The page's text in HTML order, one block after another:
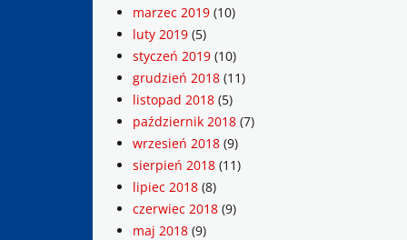
marzec 2019 (10)
luty 2019 (5)
styczeń 2019 (10)
grudzień 2018 (11)
listopad 2018 (5)
październik 2018 (7)
wrzesień 2018 (9)
sierpień 2018 (11)
lipiec 2018 (8)
czerwiec 2018 (9)
maj 2018 (9)